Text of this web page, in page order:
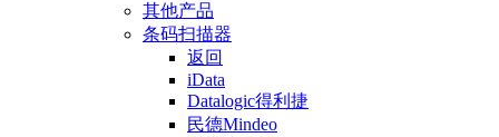
其他产品
条码扫描器
返回
iData
Datalogic得利捷
民德Mindeo